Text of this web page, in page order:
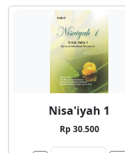
Nisa'iyah 1
Rp 30.500